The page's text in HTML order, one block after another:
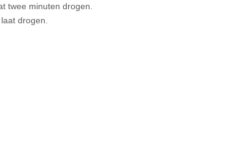
twee minuten drogen.
drogen.